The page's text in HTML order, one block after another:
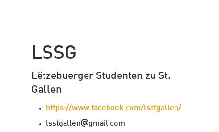
LSSG
Lëtzebuerger Studenten zu St.
Gallen
https://www.facebook.com/lsstgallen/
lsstgallen gmail.com